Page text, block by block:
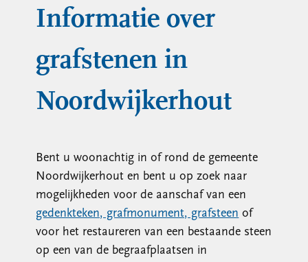
Informatie over
grafstenen in
Noordwijkerhout
Bent u woonachtig in of rond de gemeente
Noordwijkerhout en bent u op zoek naar
mogelijkheden voor de aanschaf van een
gedenkteken, grafmonument, grafsteen of
voor het restaureren van een bestaande steen
op een van de begraafplaatsen in